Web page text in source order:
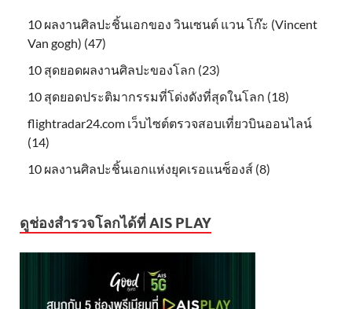
10 ผลงานศิลปะชิ้นเอกของ วินเซนต์ แวน โก๊ะ (Vincent
Van gogh) (47)
10 สุดยอดผลงานศิลปะของโลก (23)
10 สุดยอดประติมากรรมที่โด่งดังที่สุดในโลก (18)
flightradar24.com เว็บไซต์ตรวจสอบเที่ยวบินออนไลน์
(14)
10 ผลงานศิลปะชิ้นเอกแห่งยุคเรอแนซ็องส์ (8)
ดูช่องสำรวจโลกได้ที่ AIS PLAY